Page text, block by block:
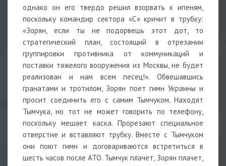
однако он его твердо решил взорвать к ипеням,
поскольку командир сектора «С» кричит в трубку:
«Зорян, если ты не подорвешь этот дот, то
стратегический план, состоящий в отрезании
группировки противника от коммуникаций и
поставки тяжелого вооружения из Москвы, не будет
реализован и нам всем песец!». Обвешавшись
гранатами и тротилом, Зорян поет гимн Украины и
просит соединить его с самим Тымчуком. Находят
Тымчука, но тот не может говорить по телефону,
поскольку мешает каска. Прорезают специальное
отверстие и вставляют трубку. Вместе с Тымчуком
они поют гимн и договариваются встретиться в
шесть часов после АТО. Тымчук плачет, Зорян плачет,